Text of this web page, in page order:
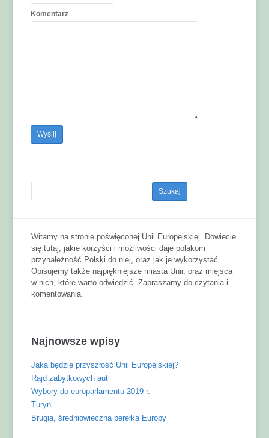
Komentarz
Witamy na stronie poświęconej Unii Europejskiej. Dowiecie
się tutaj, jakie korzyści i możliwości daje polakom
przynależność Polski do niej, oraz jak je wykorzystać.
Opisujemy także najpiękniejsze miasta Unii, oraz miejsca
w nich, które warto odwiedzić. Zapraszamy do czytania i
komentowania.
Najnowsze wpisy
Jaka będzie przyszłość Unii Europejskiej?
Rajd zabytkowych aut
Wybory do europarlamentu 2019 r.
Turyn
Brugia, średniowieczna perełka Europy